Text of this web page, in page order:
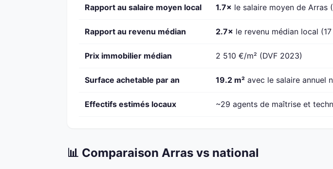
Rapport au salaire moyen local 1.7× le salaire moyen de Arras
Rapport au revenu médian 2.7× le revenu médian local
Prix immobilier médian 2 510 €/m² (DVF 2023)
Surface achetable par an 19.2 m² avec le salaire annuel
Effectifs estimés locaux ~29 agents de maîtrise et
📊 Comparaison Arras vs national